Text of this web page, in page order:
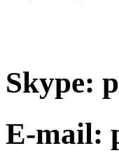
Skype:
E-mail: